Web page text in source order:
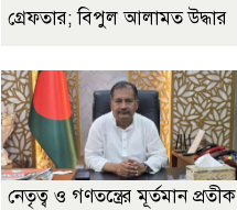
গ্রেফতার; বিপুল আলামত উদ্ধার
নেতৃত্ব ও গণতন্ত্রের মূর্তমান প্রতীক